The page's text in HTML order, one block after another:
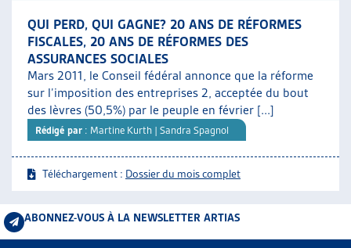
QUI PERD, QUI GAGNE? 20 ANS DE RÉFORMES
FISCALES, 20 ANS DE RÉFORMES DES
ASSURANCES SOCIALES
Mars 2011, le Conseil fédéral annonce que la réforme
sur l’imposition des entreprises 2, acceptée du bout
des lèvres (50,5%) par le peuple en février [...]
Rédigé par : Martine Kurth | Sandra Spagnol
Téléchargement : Dossier du mois complet
ABONNEZ-VOUS À LA NEWSLETTER ARTIAS